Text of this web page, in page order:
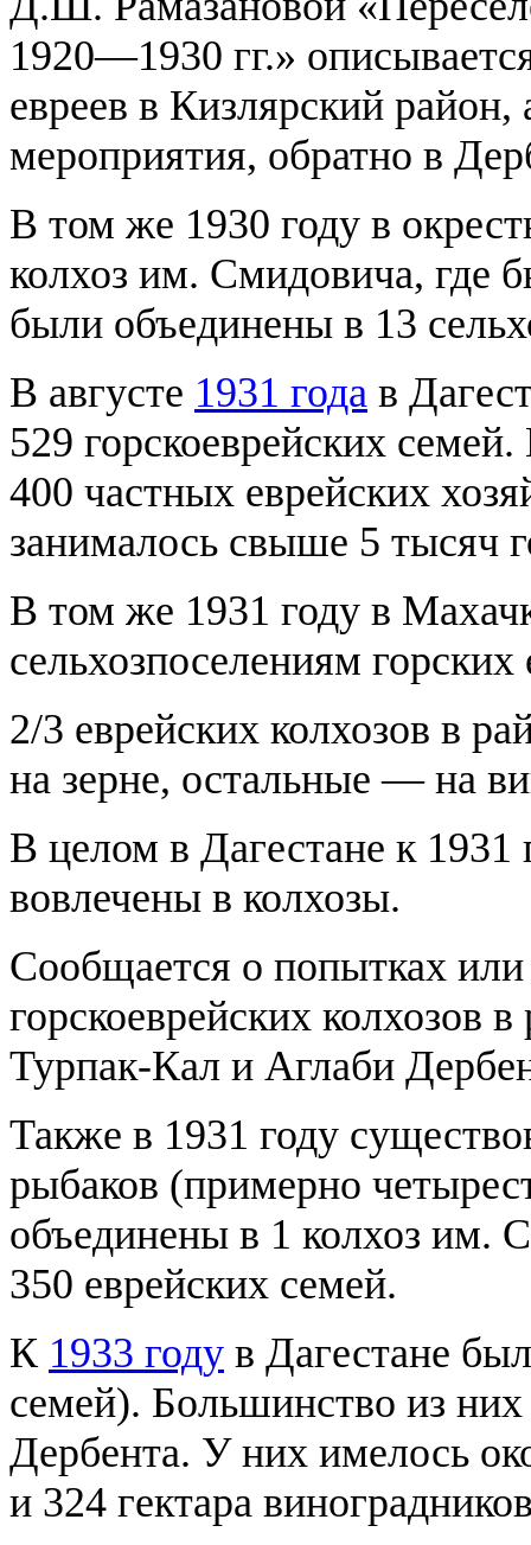
1920—1930 гг.»
евреев в Кизлярский район,
мероприятия, обратно в
В том же 1930 году в
колхоз им. Смидовича, где
были объединены в 13
В августе 1931 года в
529 горскоеврейских
400 частных еврейских
занималось свыше 5 тысяч
В том же 1931 году в
сельхозпоселениям горских
2/3 еврейских колхозов в
на зерне, остальные — на
В целом в Дагестане к 1931
вовлечены в колхозы.
Сообщается о попытках или
горскоеврейских колхозов
Турпак-Кал и Аглаби
Также в 1931 году
рыбаков (примерно
объединены в 1 колхоз им.
350 еврейских семей.
К 1933 году в Дагестане
семей). Большинство из них
Дербента. У них имелось
и 324 гектара